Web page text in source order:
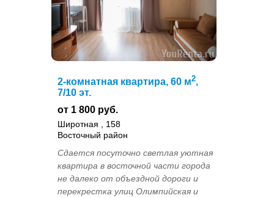
2-комнатная квартира, 60 м2,
7/10 эт.
от 1 800 руб.
Широтная , 158
Восточный район
Сдается посуточно светлая уютная
квартира в восточной части города
не далеко от объездной дороги и
перекрестка улиц Олимпийская и